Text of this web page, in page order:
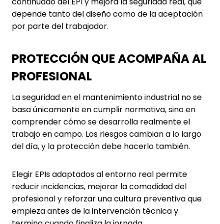
depende tanto del diseño como de la aceptación
por parte del trabajador.
PROTECCIÓN QUE ACOMPAÑA AL
PROFESIONAL
La seguridad en el mantenimiento industrial no se
basa únicamente en cumplir normativa, sino en
comprender cómo se desarrolla realmente el
trabajo en campo. Los riesgos cambian a lo largo
del día, y la protección debe hacerlo también.
Elegir EPIs adaptados al entorno real permite
reducir incidencias, mejorar la comodidad del
profesional y reforzar una cultura preventiva que
empieza antes de la intervención técnica y